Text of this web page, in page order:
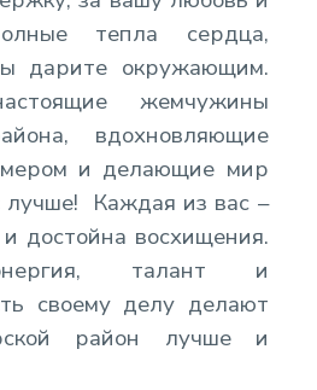
тепла сердца,
дарите окружающим.
жемчужины
вдохновляющие
и делающие мир
лучше! Каждая из вас –
достойна восхищения.
талант и
своему делу делают
район лучше и